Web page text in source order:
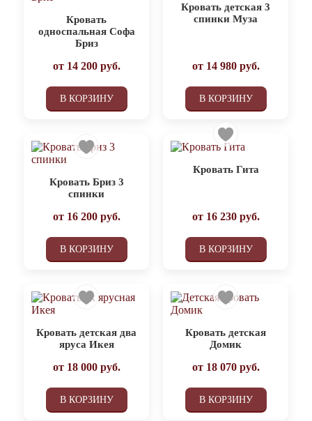
Кровать
односпальная Софа
Бриз
от 14 200руб.
В КОРЗИНУ
Кровать детская 3
спинки Муза
от 14 980руб.
В КОРЗИНУ
Кровать Бриз 3
спинки
от 16 200руб.
В КОРЗИНУ
Кровать Гита
от 16 230руб.
В КОРЗИНУ
Кровать детская два
яруса Икея
от 18 000руб.
В КОРЗИНУ
Кровать детская
Домик
от 18 070руб.
В КОРЗИНУ